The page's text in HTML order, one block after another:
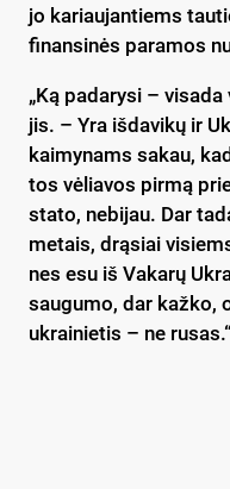
jo kariaujantiems
finansinės paramos
„Ką padarysi –
jis. – Yra išdavikų ir
kaimynams sakau,
tos vėliavos pirmą
stato, nebijau. Dar
metais, drąsiai
nes esu iš Vakarų
saugumo, dar kažko,
ukrainietis – ne rusas.“